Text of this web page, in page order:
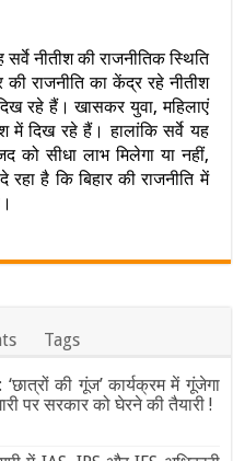
नीतीश की राजनीतिक स्थिति
राजनीति का केंद्र रहे नीतीश
रहे हैं। खासकर युवा, महिलाएं
में दिख रहे हैं। हालांकि सर्वे यह
को सीधा लाभ मिलेगा या नहीं,
है कि बिहार की राजनीति में
Tags
की गूंज’ कार्यक्रम में गूंजेगा
पर सरकार को घेरने की तैयारी !